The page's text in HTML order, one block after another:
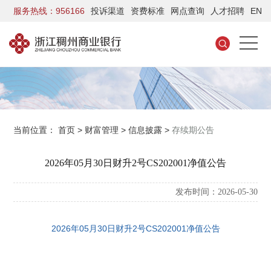
服务热线：956166 投诉渠道 资费标准 网点查询 人才招聘 EN
当前位置：首页 > 财富管理 >信息披露 >存续期公告
2026年05月30日财升2号CS202001净值公告
发布时间：2026-05-30
2026年05月30日财升2号CS202001净值公告